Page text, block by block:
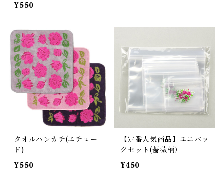
¥550
タオルハンカチ(エチュー
ド)
¥550
【定番人気商品】ユニパッ
クセット(薔薇柄）
¥450